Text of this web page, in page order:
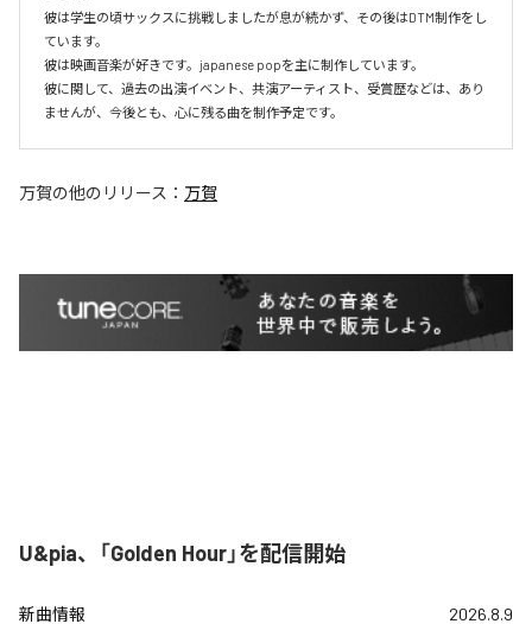
彼は学生の頃サックスに挑戦しましたが息が続かず、その後はDTM制作をし
ています。
彼は映画音楽が好きです。japanese popを主に制作しています。
彼に関して、過去の出演イベント、共演アーティスト、受賞歴などは、あり
ませんが、今後とも、心に残る曲を制作予定です。
万賀の他のリリース： 万賀
U&pia、「Golden Hour」を配信開始
新曲情報 2026.8.9